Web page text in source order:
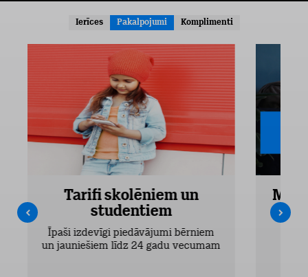
Ierīces Pakalpojumi Komplimenti
Tarifi skolēniem un
studentiem
Īpaši izdevīgi piedāvājumi bērniem
un jauniešiem līdz 24 gadu vecumam